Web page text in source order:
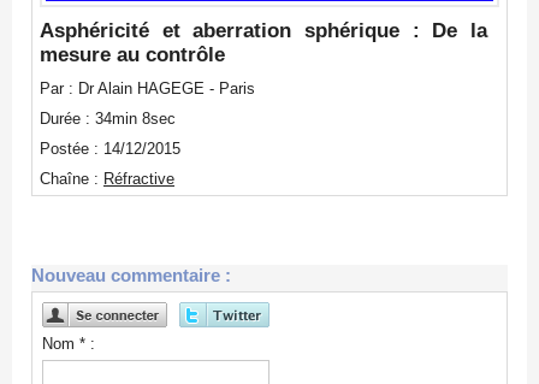
Asphéricité et aberration sphérique : De la
mesure au contrôle
Par : Dr Alain HAGEGE - Paris
Durée : 34min 8sec
Postée : 14/12/2015
Chaîne : Réfractive
Nouveau commentaire :
Nom * :